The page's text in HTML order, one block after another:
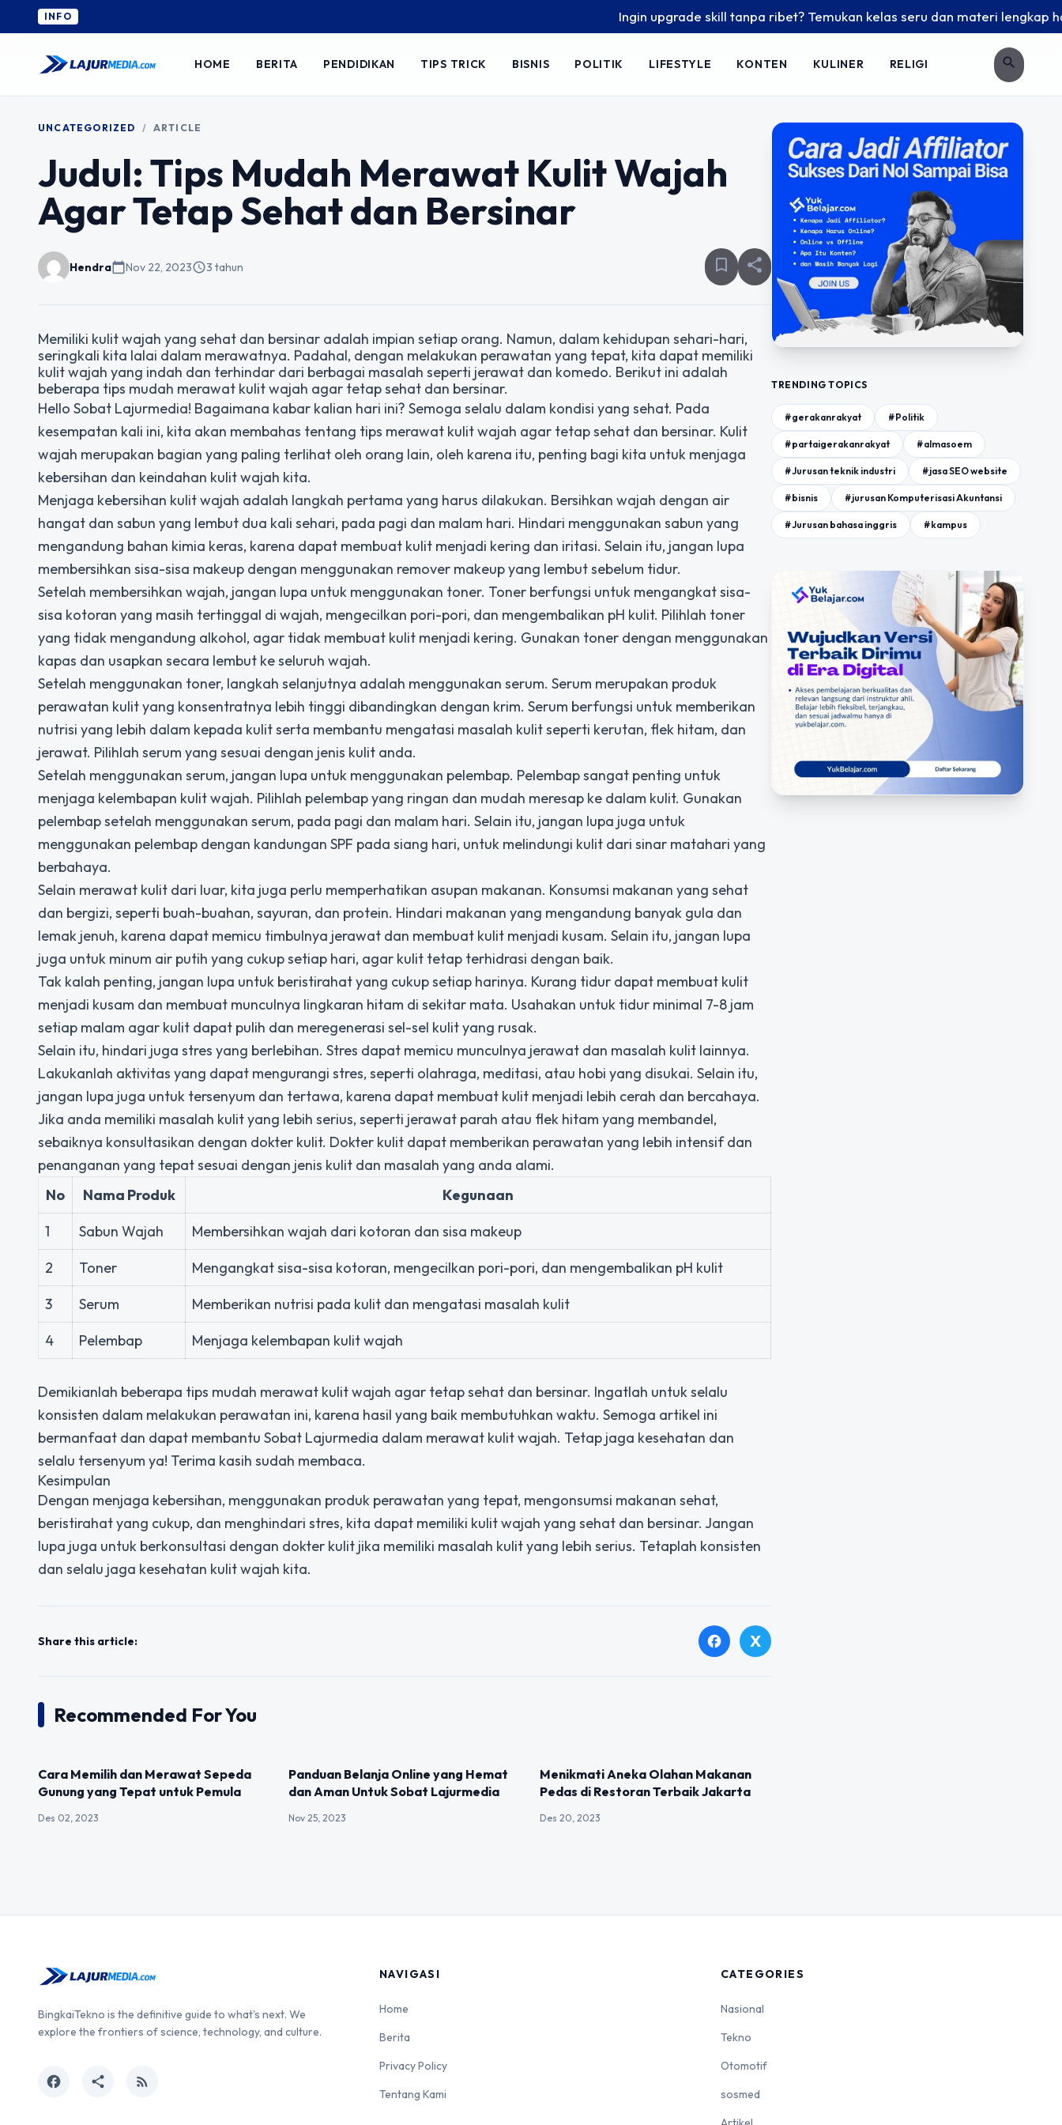
INFO Ingin upgrade skill tanpa ribet? Temukan kelas seru dan materi lengkap hanya
HOME BERITA PENDIDIKAN TIPS TRICK BISNIS POLITIK LIFESTYLE KONTEN KULINER RELIGI search
UNCATEGORIZED / ARTICLE
Judul: Tips Mudah Merawat Kulit Wajah
Agar Tetap Sehat dan Bersinar
Hendracalendar_todayNov 22, 2023schedule3 tahun bookmark_border share
Memiliki kulit wajah yang sehat dan bersinar adalah impian setiap orang. Namun, dalam kehidupan sehari-hari,
seringkali kita lalai dalam merawatnya. Padahal, dengan melakukan perawatan yang tepat, kita dapat memiliki
kulit wajah yang indah dan terhindar dari berbagai masalah seperti jerawat dan komedo. Berikut ini adalah
beberapa tips mudah merawat kulit wajah agar tetap sehat dan bersinar.
Hello Sobat Lajurmedia! Bagaimana kabar kalian hari ini? Semoga selalu dalam kondisi yang sehat. Pada
kesempatan kali ini, kita akan membahas tentang tips merawat kulit wajah agar tetap sehat dan bersinar. Kulit
wajah merupakan bagian yang paling terlihat oleh orang lain, oleh karena itu, penting bagi kita untuk menjaga
kebersihan dan keindahan kulit wajah kita.
Menjaga kebersihan kulit wajah adalah langkah pertama yang harus dilakukan. Bersihkan wajah dengan air
hangat dan sabun yang lembut dua kali sehari, pada pagi dan malam hari. Hindari menggunakan sabun yang
mengandung bahan kimia keras, karena dapat membuat kulit menjadi kering dan iritasi. Selain itu, jangan lupa
membersihkan sisa-sisa makeup dengan menggunakan remover makeup yang lembut sebelum tidur.
Setelah membersihkan wajah, jangan lupa untuk menggunakan toner. Toner berfungsi untuk mengangkat sisa-
sisa kotoran yang masih tertinggal di wajah, mengecilkan pori-pori, dan mengembalikan pH kulit. Pilihlah toner
yang tidak mengandung alkohol, agar tidak membuat kulit menjadi kering. Gunakan toner dengan menggunakan
kapas dan usapkan secara lembut ke seluruh wajah.
Setelah menggunakan toner, langkah selanjutnya adalah menggunakan serum. Serum merupakan produk
perawatan kulit yang konsentratnya lebih tinggi dibandingkan dengan krim. Serum berfungsi untuk memberikan
nutrisi yang lebih dalam kepada kulit serta membantu mengatasi masalah kulit seperti kerutan, flek hitam, dan
jerawat. Pilihlah serum yang sesuai dengan jenis kulit anda.
Setelah menggunakan serum, jangan lupa untuk menggunakan pelembap. Pelembap sangat penting untuk
menjaga kelembapan kulit wajah. Pilihlah pelembap yang ringan dan mudah meresap ke dalam kulit. Gunakan
pelembap setelah menggunakan serum, pada pagi dan malam hari. Selain itu, jangan lupa juga untuk
menggunakan pelembap dengan kandungan SPF pada siang hari, untuk melindungi kulit dari sinar matahari yang
berbahaya.
Selain merawat kulit dari luar, kita juga perlu memperhatikan asupan makanan. Konsumsi makanan yang sehat
dan bergizi, seperti buah-buahan, sayuran, dan protein. Hindari makanan yang mengandung banyak gula dan
lemak jenuh, karena dapat memicu timbulnya jerawat dan membuat kulit menjadi kusam. Selain itu, jangan lupa
juga untuk minum air putih yang cukup setiap hari, agar kulit tetap terhidrasi dengan baik.
Tak kalah penting, jangan lupa untuk beristirahat yang cukup setiap harinya. Kurang tidur dapat membuat kulit
menjadi kusam dan membuat munculnya lingkaran hitam di sekitar mata. Usahakan untuk tidur minimal 7-8 jam
setiap malam agar kulit dapat pulih dan meregenerasi sel-sel kulit yang rusak.
Selain itu, hindari juga stres yang berlebihan. Stres dapat memicu munculnya jerawat dan masalah kulit lainnya.
Lakukanlah aktivitas yang dapat mengurangi stres, seperti olahraga, meditasi, atau hobi yang disukai. Selain itu,
jangan lupa juga untuk tersenyum dan tertawa, karena dapat membuat kulit menjadi lebih cerah dan bercahaya.
Jika anda memiliki masalah kulit yang lebih serius, seperti jerawat parah atau flek hitam yang membandel,
sebaiknya konsultasikan dengan dokter kulit. Dokter kulit dapat memberikan perawatan yang lebih intensif dan
penanganan yang tepat sesuai dengan jenis kulit dan masalah yang anda alami.
No
Nama Produk
Kegunaan
1
Sabun Wajah
Membersihkan wajah dari kotoran dan sisa makeup
2
Toner
Mengangkat sisa-sisa kotoran, mengecilkan pori-pori, dan mengembalikan pH kulit
3
Serum
Memberikan nutrisi pada kulit dan mengatasi masalah kulit
4
Pelembap Menjaga kelembapan kulit wajah
Demikianlah beberapa tips mudah merawat kulit wajah agar tetap sehat dan bersinar. Ingatlah untuk selalu
konsisten dalam melakukan perawatan ini, karena hasil yang baik membutuhkan waktu. Semoga artikel ini
bermanfaat dan dapat membantu Sobat Lajurmedia dalam merawat kulit wajah. Tetap jaga kesehatan dan
selalu tersenyum ya! Terima kasih sudah membaca.
Kesimpulan
Dengan menjaga kebersihan, menggunakan produk perawatan yang tepat, mengonsumsi makanan sehat,
beristirahat yang cukup, dan menghindari stres, kita dapat memiliki kulit wajah yang sehat dan bersinar. Jangan
lupa juga untuk berkonsultasi dengan dokter kulit jika memiliki masalah kulit yang lebih serius. Tetaplah konsisten
dan selalu jaga kesehatan kulit wajah kita.
Share this article: facebook X
Recommended For You
Cara Memilih dan Merawat Sepeda
Gunung yang Tepat untuk Pemula
Des 02, 2023
Panduan Belanja Online yang Hemat
dan Aman Untuk Sobat Lajurmedia
Nov 25, 2023
Menikmati Aneka Olahan Makanan
Pedas di Restoran Terbaik Jakarta
Des 20, 2023
TRENDING TOPICS
#gerakanrakyat #Politik
#partaigerakanrakyat #almasoem
#Jurusan teknik industri #jasa SEO website
#bisnis #jurusan Komputerisasi Akuntansi
#Jurusan bahasa inggris #kampus
BingkaiTekno is the definitive guide to what's next. We
explore the frontiers of science, technology, and culture.
facebook share rss_feed
NAVIGASI
Home
Berita
Privacy Policy
Tentang Kami
CATEGORIES
Nasional
Tekno
Otomotif
sosmed